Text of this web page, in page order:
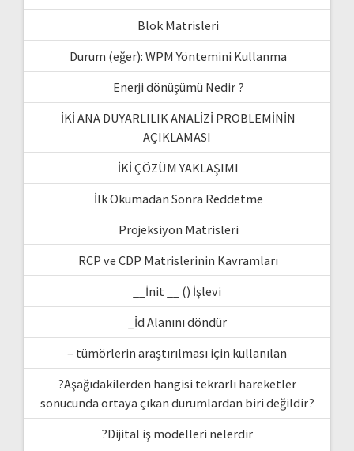
Blok Matrisleri
Durum (eğer): WPM Yöntemini Kullanma
Enerji dönüşümü Nedir ?
İKİ ANA DUYARLILIK ANALİZİ PROBLEMİNİN
AÇIKLAMASI
İKİ ÇÖZÜM YAKLAŞIMI
İlk Okumadan Sonra Reddetme
Projeksiyon Matrisleri
RCP ve CDP Matrislerinin Kavramları
__İnit __ () İşlevi
_İd Alanını döndür
– tümörlerin araştırılması için kullanılan
?Aşağıdakilerden hangisi tekrarlı hareketler
sonucunda ortaya çıkan durumlardan biri değildir?
?Dijital iş modelleri nelerdir